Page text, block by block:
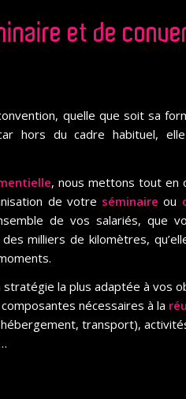
et de
quelle que soit sa
hors du cadre habituel,
, nous mettons tout en
de votre séminaire ou
de vos salariés, que
milliers de kilomètres,
la plus adaptée à vos
nécessaires à la
transport),